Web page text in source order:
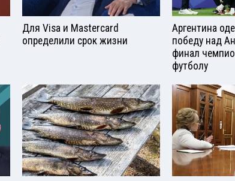
Для Visа и Mastercard
определили срок жизни
Аргентина
победу над
финал
футболу